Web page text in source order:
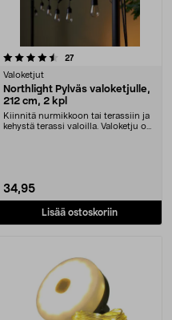
27arvostelut
Valoketjut
Northlight Pylväs valoketjulle,
212 cm, 2 kpl
Kiinnitä nurmikkoon tai terassiin ja
kehystä terassi valoilla. Valoketju on
34,95
Lisää ostoskoriin